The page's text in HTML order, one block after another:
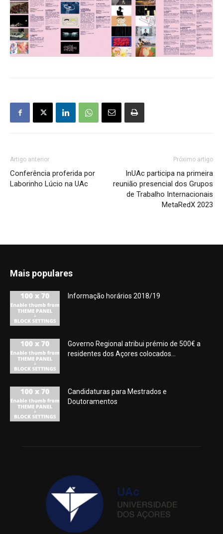
Artigo anterior
Conferência proferida por
Laborinho Lúcio na UAc
Próximo artigo
InUAc participa na primeira
reunião presencial dos Grupos
de Trabalho Internacionais
MetaRedX 2023
Mais populares
Informação horários 2018/19
Governo Regional atribui prémio de 500€ a
residentes dos Açores colocados...
Candidaturas para Mestrados e
Doutoramentos